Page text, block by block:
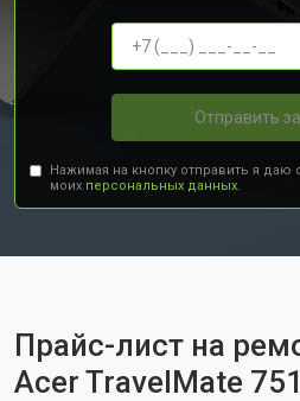
Отправить
Нажимая на кнопку отправить я даю
моих персональных данных.
Прайс-лист на
Acer TravelMate